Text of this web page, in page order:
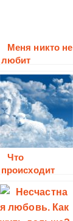
Меня никто не
любит
Что
происходит
после смерти?